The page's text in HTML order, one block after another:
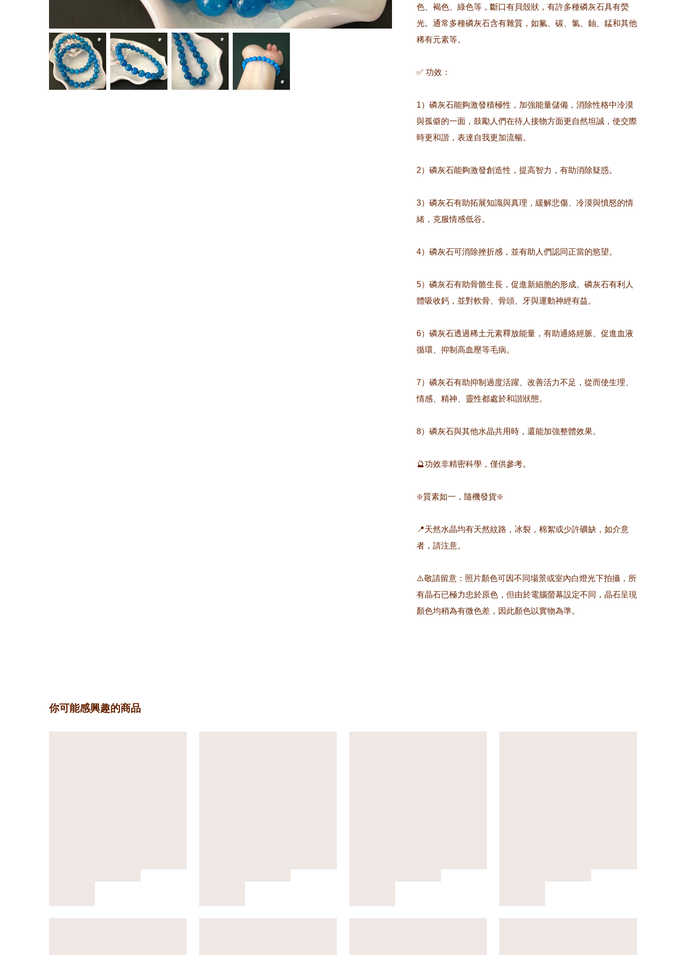
色、褐色、綠色等，斷口有貝殼狀，有許多種磷灰石具有熒
光。通常多種磷灰石含有雜質，如氟、碳、氯、鈾、錳和其他
稀有元素等。
✅ 功效：
1）磷灰石能夠激發積極性，加強能量儲備，消除性格中冷漠
與孤僻的一面，鼓勵人們在待人接物方面更自然坦誠，使交際
時更和諧，表達自我更加流暢。
2）磷灰石能夠激發創造性，提高智力，有助消除疑惑。
3）磷灰石有助拓展知識與真理，緩解悲傷、冷漠與憤怒的情
緒，克服情感低谷。
4）磷灰石可消除挫折感，並有助人們認同正當的慾望。
5）磷灰石有助骨骼生長，促進新細胞的形成。磷灰石有利人
體吸收鈣，並對軟骨、骨頭、牙與運動神經有益。
6）磷灰石透過稀土元素釋放能量，有助通絡經脈、促進血液
循環、抑制高血壓等毛病。
7）磷灰石有助抑制過度活躍、改善活力不足，從而使生理、
情感、精神、靈性都處於和諧狀態。
8）磷灰石與其他水晶共用時，還能加強整體效果。
🔮功效非精密科學，僅供參考。
❇️質素如一，隨機發貨❇️
📍天然水晶均有天然紋路，冰裂，棉絮或少許礦缺，如介意
者，請注意。
⚠️敬請留意：照片顏色可因不同場景或室內白燈光下拍攝，所
有晶石已極力忠於原色，但由於電腦螢幕設定不同，晶石呈現
顏色均稍為有微色差，因此顏色以實物為準。
你可能感興趣的商品